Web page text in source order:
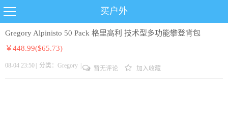
买户外
Gregory Alpinisto 50 Pack 格里高利 技术型多功能攀登背包
￥448.99($65.73)
08-04 23:50 分类： Gregory 暂无评论 加入收藏